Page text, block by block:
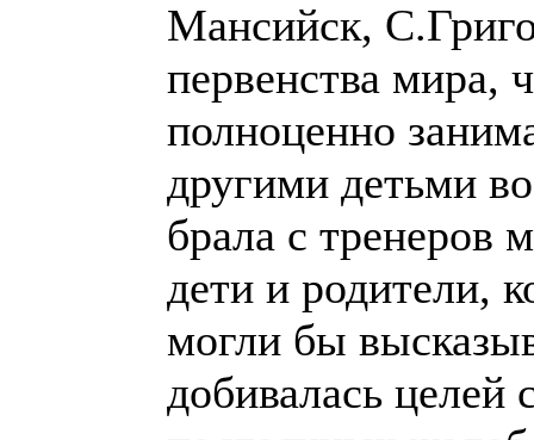
Мансийск,
первенства мира,
полноценно
другими детьми
брала с тренеров
дети и родители,
могли бы
добивалась